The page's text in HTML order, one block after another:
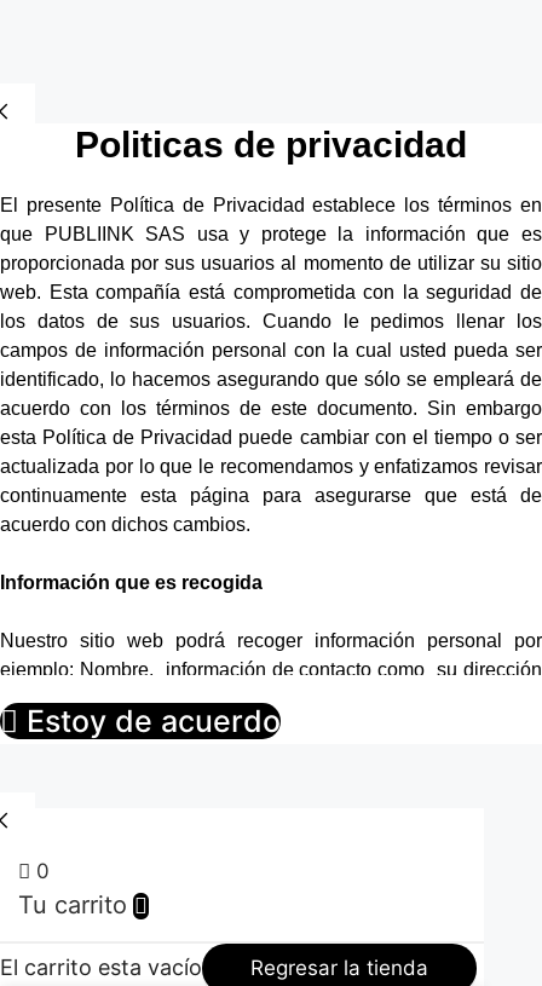
Politicas de privacidad
El presente Política de Privacidad establece los términos en
que PUBLIINK SAS usa y protege la información que es
proporcionada por sus usuarios al momento de utilizar su sitio
web. Esta compañía está comprometida con la seguridad de
los datos de sus usuarios. Cuando le pedimos llenar los
campos de información personal con la cual usted pueda ser
identificado, lo hacemos asegurando que sólo se empleará de
acuerdo con los términos de este documento. Sin embargo
esta Política de Privacidad puede cambiar con el tiempo o ser
actualizada por lo que le recomendamos y enfatizamos revisar
continuamente esta página para asegurarse que está de
acuerdo con dichos cambios.
Información que es recogida
Nuestro sitio web podrá recoger información personal por
ejemplo: Nombre, información de contacto como su dirección
de correo electrónica e información demográfica. Así mismo
cuando sea necesario podrá ser requerida información
Nuestro sitio web emplea la información con el fin de
mantener un registro de usuarios, de pedidos en caso que
Estoy de acuerdo
0
Tu carrito
El carrito esta vacío Regresar la tienda